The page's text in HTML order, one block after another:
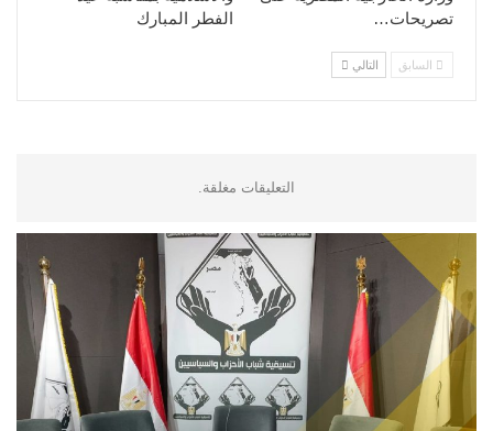
الفطر المبارك
تصريحات…
السابق التالي
التعليقات مغلقة.